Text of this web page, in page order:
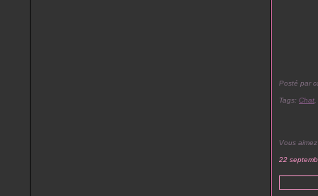
Posté par
Tags: Chat
Vous
22